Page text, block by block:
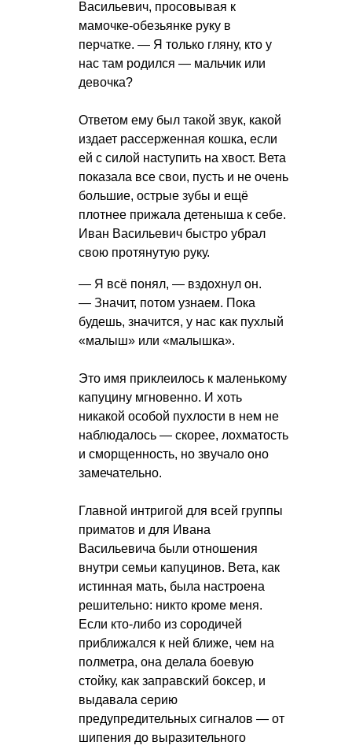
Васильевич, просовывая к
мамочке-обезьянке руку в
перчатке. — Я только гляну, кто у
нас там родился — мальчик или
девочка?
Ответом ему был такой звук, какой
издает рассерженная кошка, если
ей с силой наступить на хвост. Вета
показала все свои, пусть и не очень
большие, острые зубы и ещё
плотнее прижала детеныша к себе.
Иван Васильевич быстро убрал
свою протянутую руку.
— Я всё понял, — вздохнул он.
— Значит, потом узнаем. Пока
будешь, значится, у нас как пухлый
«малыш» или «малышка».
Это имя приклеилось к маленькому
капуцину мгновенно. И хоть
никакой особой пухлости в нем не
наблюдалось — скорее, лохматость
и сморщенность, но звучало оно
замечательно.
Главной интригой для всей группы
приматов и для Ивана
Васильевича были отношения
внутри семьи капуцинов. Вета, как
истинная мать, была настроена
решительно: никто кроме меня.
Если кто-либо из сородичей
приближался к ней ближе, чем на
полметра, она делала боевую
стойку, как заправский боксер, и
выдавала серию
предупредительных сигналов — от
шипения до выразительного